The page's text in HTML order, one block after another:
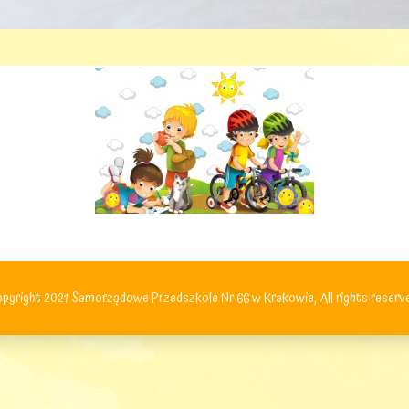
2021 Samorządowe Przedszkole Nr 66 w Krakowie, All rights